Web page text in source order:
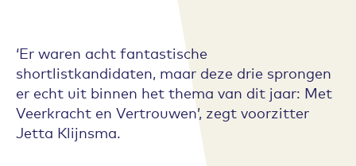
‘Er waren acht fantastische
shortlistkandidaten, maar deze drie sprongen
er echt uit binnen het thema van dit jaar: Met
Veerkracht en Vertrouwen’, zegt voorzitter
Jetta Klijnsma.